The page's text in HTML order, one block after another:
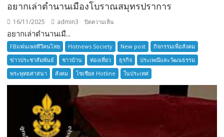
อยากเล่าตำนานเมืองโบราณสมุทรปราการ
16/11/2025 admin3 ปิดความเห็น
เล่า
ตำนาน
เมือง
โบราณ
สมุทรปราการ
อยากเล่าตำนานเมื...
FBแฟนเพจทีวีคนไทย Hotnews Society New post
กิจกรรมเพื่อสังคม
ข่าวประชาสัมพันธ์
ชาวบ้าน ท่องเที่ยว ธุรกิจ
ประเพณีและวัฒนธรรม
พระพุทธศาสนา
สังคม โซเซียล Hotline ในประเทศ